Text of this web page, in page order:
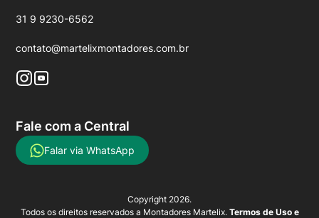
31 9 9230-6562
contato@martelixmontadores.com.br
Fale com a Central
Falar via WhatsApp
Copyright 2026.
Todos os direitos reservados a Montadores Martelix. Termos de Uso e